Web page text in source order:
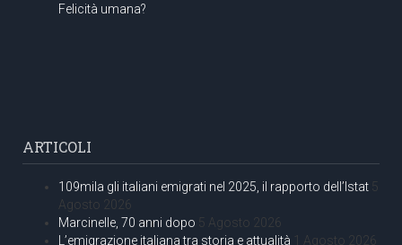
Felicità umana?
ARTICOLI
109mila gli italiani emigrati nel 2025, il rapporto dell’Istat 5
Agosto 2026
Marcinelle, 70 anni dopo 5 Agosto 2026
L’emigrazione italiana tra storia e attualità 1 Agosto 2026